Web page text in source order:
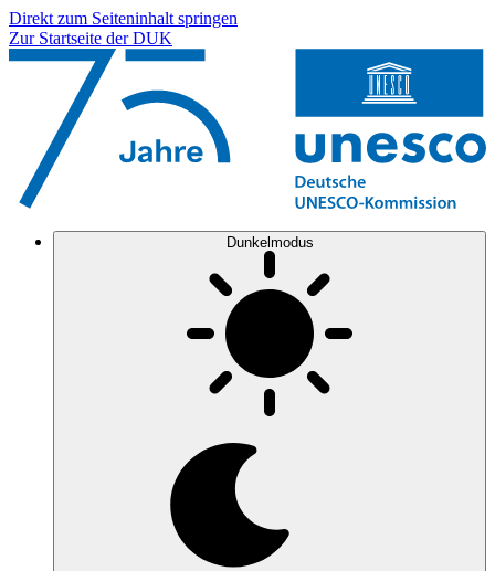
Direkt zum Seiteninhalt springen
Zur Startseite der DUK
Dunkelmodus